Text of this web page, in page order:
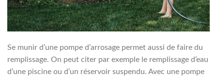
Se munir d’une pompe d’arrosage permet aussi de faire du
remplissage. On peut citer par exemple le remplissage d’eau
d’une piscine ou d’un réservoir suspendu. Avec une pompe